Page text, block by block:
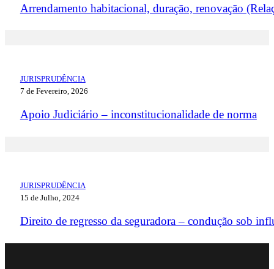
Arrendamento habitacional, duração, renovação
JURISPRUDÊNCIA
7 de Fevereiro, 2026
Apoio Judiciário – inconstitucionalidade de norma
JURISPRUDÊNCIA
15 de Julho, 2024
Direito de regresso da seguradora – condução sob